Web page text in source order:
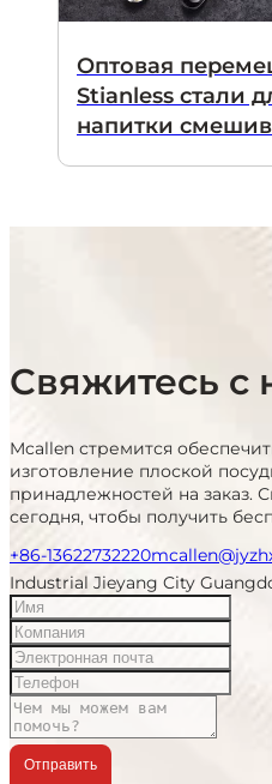
Оптовая
Stianless стали
напитки
Свяжитесь с
Mcallen стремится
изготовление плоской
принадлежностей на заказ.
сегодня, чтобы получить
+86-13622732220
Industrial Jieyang City
Отправить